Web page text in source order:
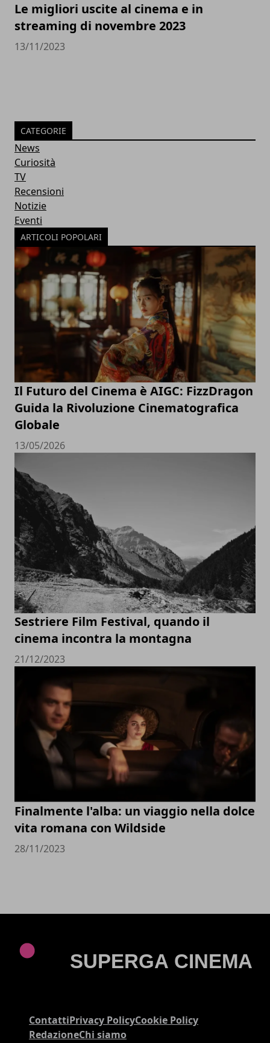
Le migliori uscite al cinema e in
streaming di novembre 2023
13/11/2023
CATEGORIE
News
Curiosità
TV
Recensioni
Notizie
Eventi
ARTICOLI POPOLARI
Il Futuro del Cinema è AIGC: FizzDragon
Guida la Rivoluzione Cinematografica
Globale
13/05/2026
Sestriere Film Festival, quando il
cinema incontra la montagna
21/12/2023
Finalmente l'alba: un viaggio nella dolce
vita romana con Wildside
28/11/2023
ContattiPrivacy PolicyCookie Policy
RedazioneChi siamo